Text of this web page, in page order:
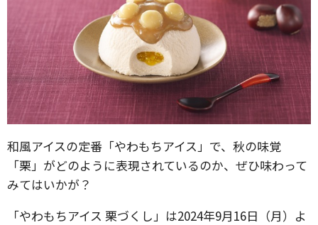
和風アイスの定番「やわもちアイス」で、秋の味覚
「栗」がどのように表現されているのか、ぜひ味わって
みてはいかが？
「やわもちアイス 栗づくし」は2024年9月16日（月）よ